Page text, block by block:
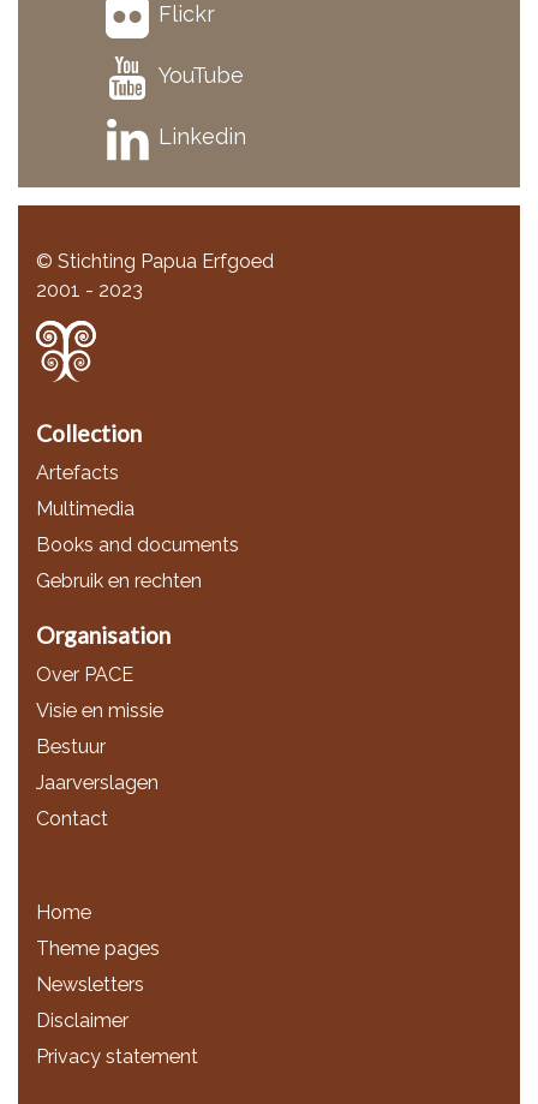
Flickr
YouTube
Linkedin
© Stichting Papua Erfgoed
2001 - 2023
Collection
Artefacts
Multimedia
Books and documents
Gebruik en rechten
Organisation
Over PACE
Visie en missie
Bestuur
Jaarverslagen
Contact
Home
Theme pages
Newsletters
Disclaimer
Privacy statement